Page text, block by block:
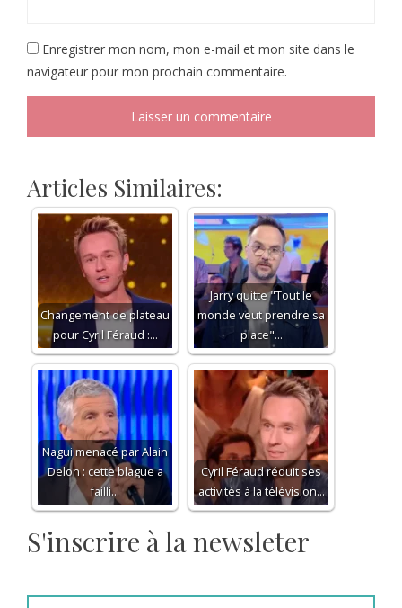
Enregistrer mon nom, mon e-mail et mon site dans le
navigateur pour mon prochain commentaire.
Articles Similaires:
Changement de plateau
pour Cyril Féraud :…
Jarry quitte "Tout le
monde veut prendre sa
place"…
Nagui menacé par Alain
Delon : cette blague a
failli…
Cyril Féraud réduit ses
activités à la télévision…
S'inscrire à la newsleter